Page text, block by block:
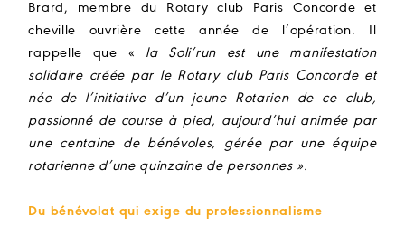
Brard, membre du Rotary club Paris Concorde et
cheville ouvrière cette année de l’opération. Il
rappelle que « la Soli’run est une manifestation
solidaire créée par le Rotary club Paris Concorde et
née de l’initiative d’un jeune Rotarien de ce club,
passionné de course à pied, aujourd’hui animée par
une centaine de bénévoles, gérée par une équipe
rotarienne d’une quinzaine de personnes ».
Du bénévolat qui exige du professionnalisme